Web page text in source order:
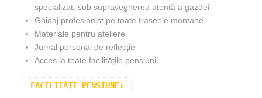
specializat, sub supravegherea atentă a gazdei
Ghidaj profesionist pe toate traseele montane
Materiale pentru ateliere
Jurnal personal de reflecție
Acces la toate facilitățile pensiunii
FACILITĂȚI PENSIUNE: